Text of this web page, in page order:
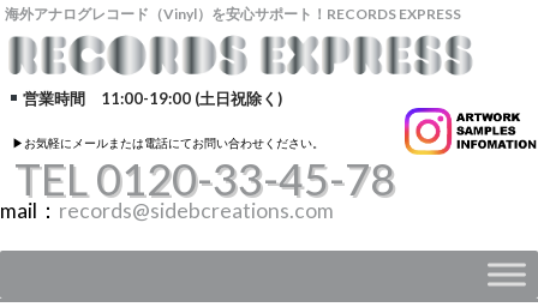
海外アナログレコード（Vinyl）を安心サポート！RECORDS EXPRESS
営業時間 11:00-19:00 (土日祝除く)
▶︎お気軽にメールまたは電話にてお問い合わせください。
TEL 0120-33-45-78
mail： records@sidebcreations.com